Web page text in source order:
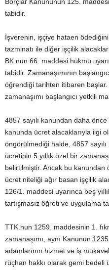
tabidir.
İşverenin, işçiye hataen
tazminatı ile diğer işçilik
BK.nun 66. maddesi hükmü
tabidir. Zamanaşımının
öğrendiği tarihten itibaren
zamanaşımı başlangıcı yetkili
4857 sayılı kanundan daha
kanunda ücret alacaklarıyla ilgi
öngörülmediği halde, 4857
ücretinin 5 yıllık özel bir
belirtilmiştir. Ancak bu kanundan
ücret niteliği ağır basan işçilik
126/1. maddesi uyarınca beş
tartışmasız öğreti ve uygulama
TTK.nun 1259. maddesinin 1.
zamanaşımı, aynı Kanunun
adamlarının hizmet ve iş
rüçhan hakkı olarak gemi